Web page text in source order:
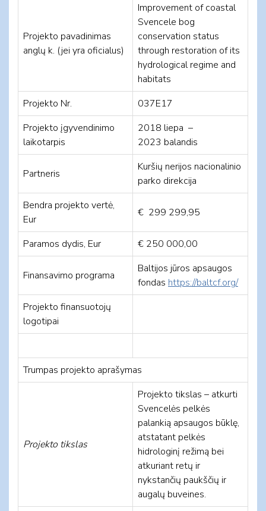
Projekto pavadinimas
anglų k. (jei yra oficialus)
Improvement of coastal
Svencele bog
conservation status
through restoration of its
hydrological regime and
habitats
Projekto Nr.
037E17
Projekto įgyvendinimo
laikotarpis
2018 liepa –
2023 balandis
Partneris
Kuršių nerijos nacionalinio
parko direkcija
Bendra projekto vertė,
Eur
€ 299 299,95
Paramos dydis, Eur € 250 000,00
Finansavimo programa
Baltijos jūros apsaugos
fondas https://baltcf.org/
Projekto finansuotojų
logotipai
Trumpas projekto aprašymas
Projekto tikslas
Projekto tikslas – atkurti
Svencelės pelkės
palankią apsaugos būklę,
atstatant pelkės
hidrologinį režimą bei
atkuriant retų ir
nykstančių paukščių ir
augalų buveines.